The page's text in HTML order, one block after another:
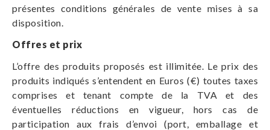
présentes conditions générales de vente mises à sa
disposition.
Offres et prix
L’offre des produits proposés est illimitée. Le prix des
produits indiqués s’entendent en Euros (€) toutes taxes
comprises et tenant compte de la TVA et des
éventuelles réductions en vigueur, hors cas de
participation aux frais d’envoi (port, emballage et